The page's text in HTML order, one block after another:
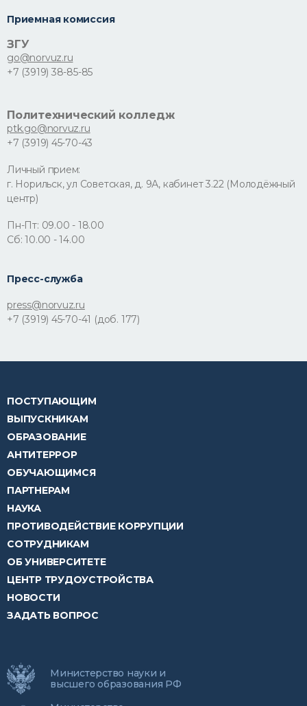
Приемная комиссия
ЗГУ
go@norvuz.ru
+7 (3919) 38-85-85
Политехнический колледж
ptk.go@norvuz.ru
+7 (3919) 45-70-43
Личный прием:
г. Норильск, ул Советская, д. 9А, кабинет 3.22 (Молодёжный
центр)
Пн-Пт: 09.00 - 18.00
Сб: 10.00 - 14.00
Пресс-служба
press@norvuz.ru
+7 (3919) 45-70-41 (доб. 177)
ПОСТУПАЮЩИМ
ВЫПУСКНИКАМ
ОБРАЗОВАНИЕ
АНТИТЕРРОР
ОБУЧАЮЩИМСЯ
ПАРТНЕРАМ
НАУКА
ПРОТИВОДЕЙСТВИЕ КОРРУПЦИИ
СОТРУДНИКАМ
ОБ УНИВЕРСИТЕТЕ
ЦЕНТР ТРУДОУСТРОЙСТВА
НОВОСТИ
ЗАДАТЬ ВОПРОС
Министерство науки и
высшего образования РФ